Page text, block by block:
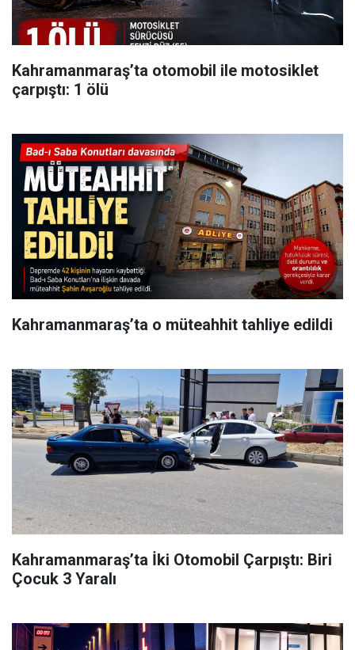
Kahramanmaraş’ta otomobil ile motosiklet
çarpıştı: 1 ölü
Kahramanmaraş’ta o müteahhit tahliye edildi
Kahramanmaraş’ta İki Otomobil Çarpıştı: Biri
Çocuk 3 Yaralı